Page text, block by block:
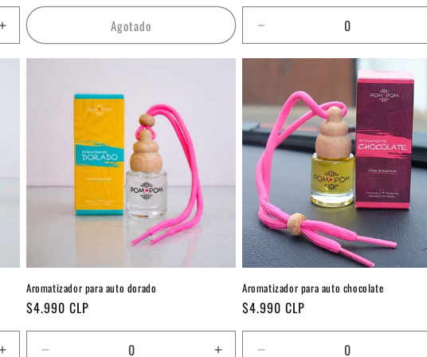
Aumentar
cantidad
Agotado
cantidad
Title
Aromatizador para auto dorado
Precio
habitual
$4.990 CLP
Aromatizador para auto chocolate
Precio
habitual
$4.990 CLP